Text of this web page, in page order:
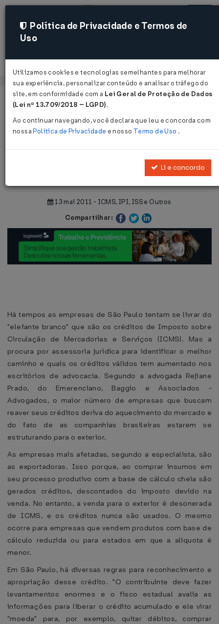
Acessar
Página Inicial
Notícias
Empresas procuram reaver crédito
13 mai 2011 - ICMS, IPI, ISS e Outros
Compartilhar:
Há tempos as empresas de São Paulo tentam se livrar do
"elefante branco" que são os créditos de Imposto sobre
Circulação de Mercadorias e Serviços (ICMS). Mas a
procura por assessoria jurídica para identificar o melhor
caminho e quais os créditos válidos tem aumentado nos
escritórios de advocacia. Segundo a advogada Rejiane
Prado, do Emerenciano, Baggio e Associados -
Advogados, o maior número de empresas que buscam
reaver seus créditos deriva do aquecimento do mercado e
do fato de as companhias brasileiras estarem se
estruturando para o exterior.
As empresas mais afetadas, segundo a especialista, são
as exportadoras. Isso porque, ao comprar insumos em
seu processo produtivo com a base de cálculo cheia são
gerados créditos, descontados do imposto devido na
venda. No entanto, a venda para o exterior é desonerada
de ICMS, e os créditos nunca são usados. O mesmo
ocorre para empresas que vendem produtos com base de
cálculo reduzida ou para estados em que a alíquota é
menor.
Em São Paulo, há diversas regras para reconhecimento e
apropriação desse crédito. "O contribuinte deve fazer
levantamentos enormes e o fisco estadual avalia as
informações para liberar o crédito acumulado e ele virar
"moeda" para, por exemplo, quitar débitos, comprar
Política de Privacidade e Termos de
Uso
Utilizamos cookies e tecnologias semelhantes para melhorar
sua experiência, personalizar conteúdo e analisar o tráfego do
site, em conformidade com a Lei Geral de Proteção de Dados
(Lei nº 13.709/2018 – LGPD).
Ao continuar navegando, você declara que leu e concorda com
nossaPolítica de Privacidade e nosso Termo de Uso .
Li e concordo